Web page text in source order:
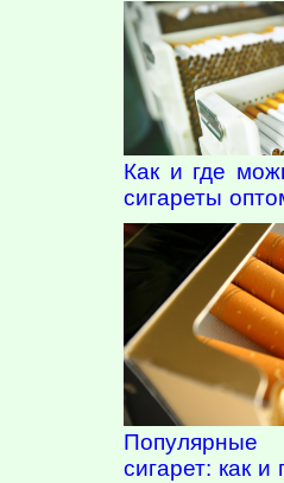
Как и где
сигареты
сигарет: как и